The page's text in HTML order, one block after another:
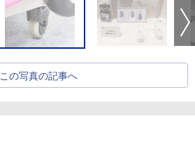
この写真の記事へ